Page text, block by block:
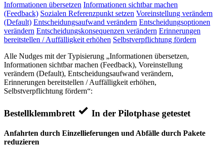
Informationen übersetzen Informationen sichtbar machen
(Feedback) Sozialen Referenzpunkt setzen Voreinstellung verändern
(Default) Entscheidungsaufwand verändern Entscheidungsoptionen
verändern Entscheidungskonsequenzen verändern Erinnerungen
bereitstellen / Auffälligkeit erhöhen Selbstverpflichtung fördern
Alle Nudges mit der Typisierung „Informationen übersetzen,
Informationen sichtbar machen (Feedback), Voreinstellung
verändern (Default), Entscheidungsaufwand verändern,
Erinnerungen bereitstellen / Auffälligkeit erhöhen,
Selbstverpflichtung fördern“:
Bestellklemmbrett In der Pilotphase getestet
Anfahrten durch Einzellieferungen und Abfälle durch Pakete
reduzieren